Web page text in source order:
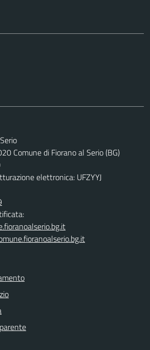
Comune di Fiorano al Serio (BG)
elettronica: UFZYYJ